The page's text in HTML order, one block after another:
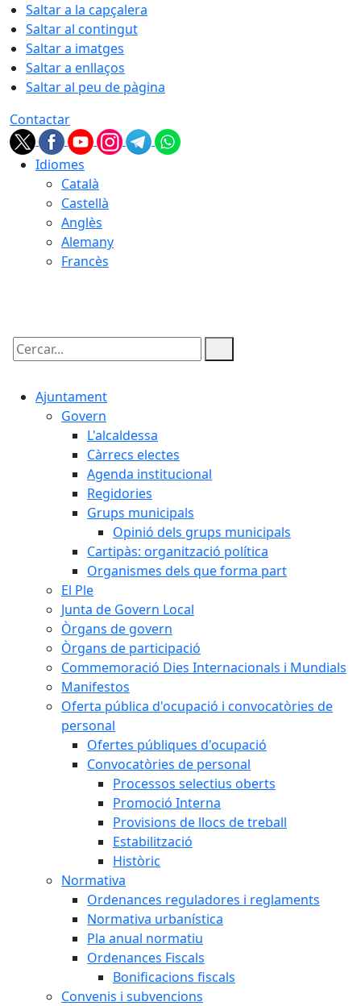
Saltar a la capçalera
Saltar al contingut
Saltar a imatges
Saltar a enllaços
Saltar al peu de pàgina
Contactar
Idiomes
Català
Castellà
Anglès
Alemany
Francès
Cercar:
Ajuntament
Govern
L'alcaldessa
Càrrecs electes
Agenda institucional
Regidories
Grups municipals
Opinió dels grups municipals
Cartipàs: organització política
Organismes dels que forma part
El Ple
Junta de Govern Local
Òrgans de govern
Òrgans de participació
Commemoració Dies Internacionals i Mundials
Manifestos
Oferta pública d'ocupació i convocatòries de
personal
Ofertes públiques d'ocupació
Convocatòries de personal
Processos selectius oberts
Promoció Interna
Provisions de llocs de treball
Estabilització
Històric
Normativa
Ordenances reguladores i reglaments
Normativa urbanística
Pla anual normatiu
Ordenances Fiscals
Bonificacions fiscals
Convenis i subvencions